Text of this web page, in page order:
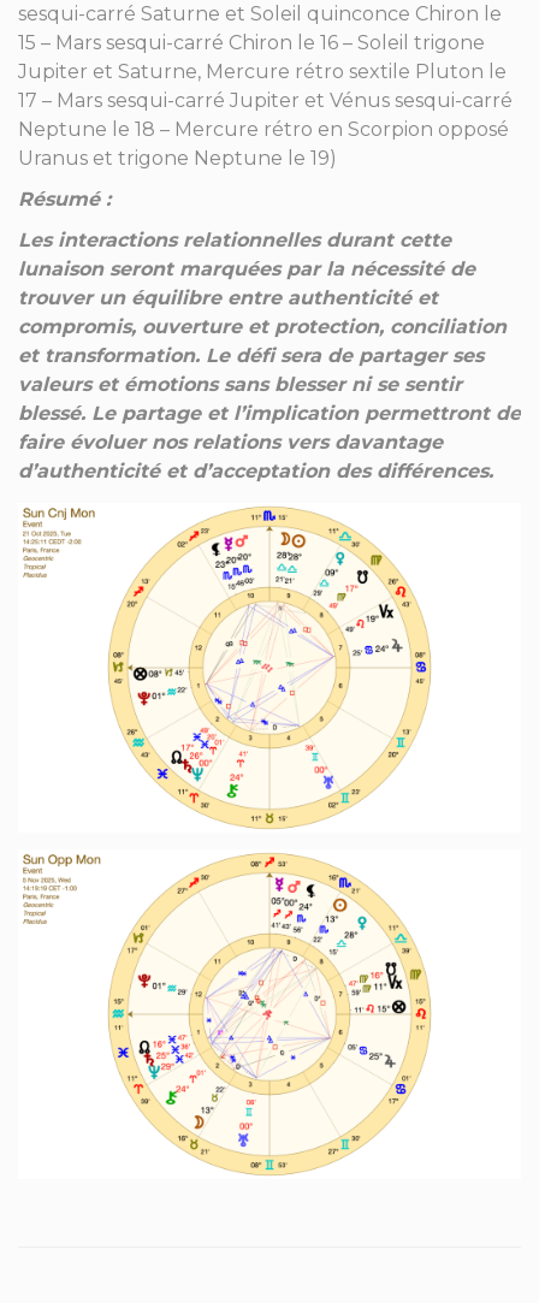
sesqui-carré Saturne et Soleil quinconce Chiron le
15 – Mars sesqui-carré Chiron le 16 – Soleil trigone
Jupiter et Saturne, Mercure rétro sextile Pluton le
17 – Mars sesqui-carré Jupiter et Vénus sesqui-carré
Neptune le 18 – Mercure rétro en Scorpion opposé
Uranus et trigone Neptune le 19)
Résumé :
Les interactions relationnelles durant cette
lunaison seront marquées par la nécessité de
trouver un équilibre entre authenticité et
compromis, ouverture et protection, conciliation
et transformation. Le défi sera de partager ses
valeurs et émotions sans blesser ni se sentir
blessé. Le partage et l’implication permettront de
faire évoluer nos relations vers davantage
d’authenticité et d’acceptation des différences.